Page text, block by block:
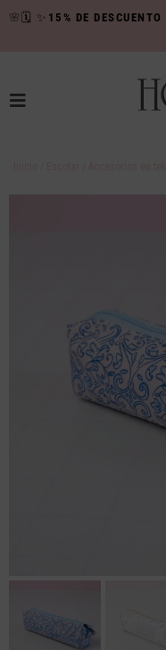
🌸 🗓️ ✨ 15% DE DESCUENTO